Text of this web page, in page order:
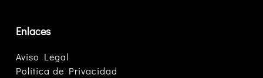
Enlaces
Aviso Legal
Política de Privacidad